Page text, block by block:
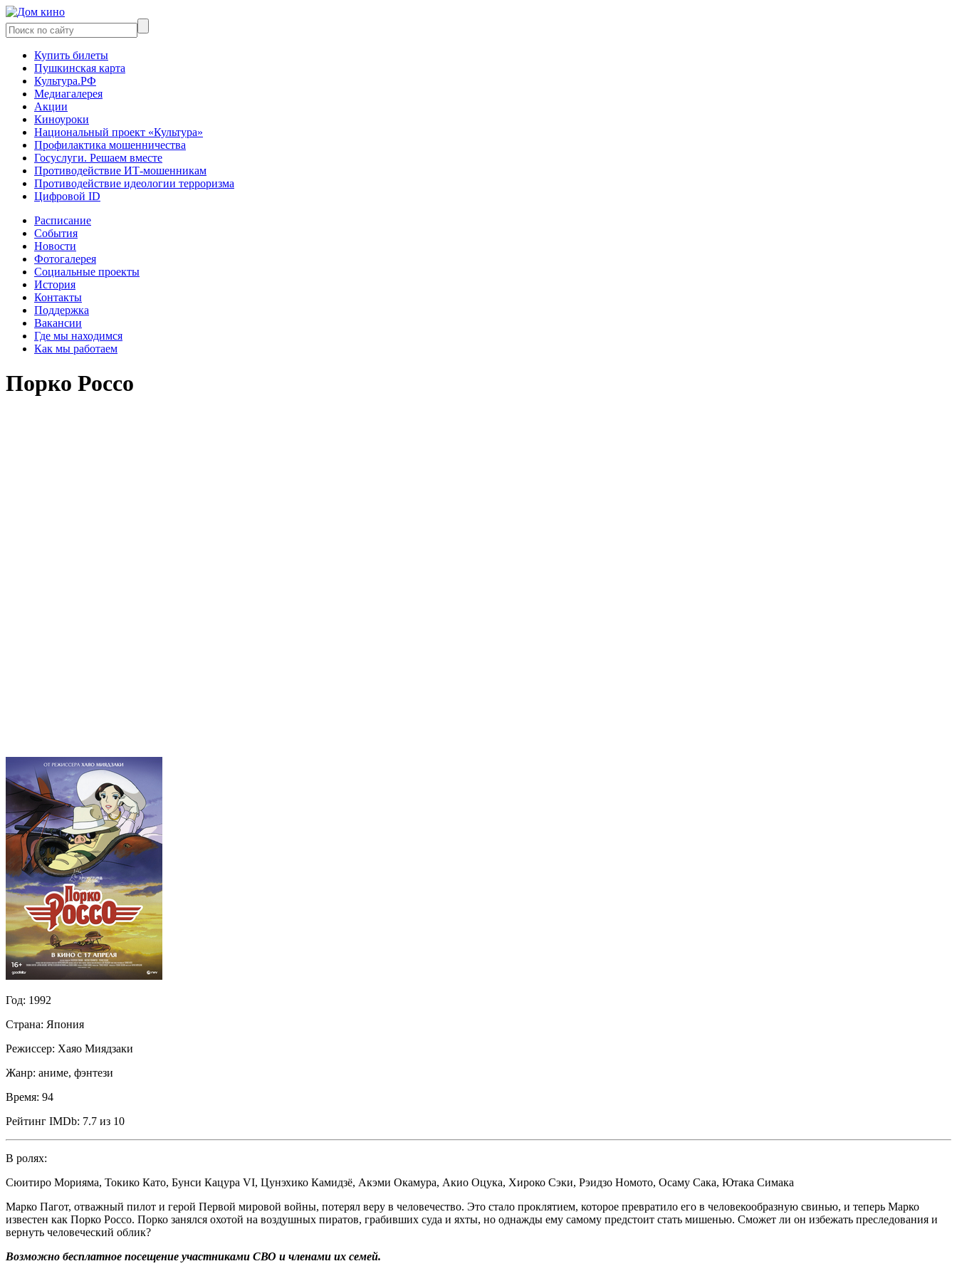
Купить билеты
Пушкинская карта
Культура.РФ
Медиагалерея
Акции
Киноуроки
Национальный проект «Культура»
Профилактика мошенничества
Госуслуги. Решаем вместе
Противодействие ИТ-мошенникам
Противодействие идеологии терроризма
Цифровой ID
Расписание
События
Новости
Фотогалерея
Социальные проекты
История
Контакты
Поддержка
Вакансии
Где мы находимся
Как мы работаем
Порко Россо
Год: 1992
Страна: Япония
Режиссер: Хаяо Миядзаки
Жанр: аниме, фэнтези
Время: 94
Рейтинг IMDb: 7.7 из 10
В ролях:
Сюитиро Морияма, Токико Като, Бунси Кацура VI, Цунэхико Камидзё, Акэми Окамура, Акио Оцука, Хироко Сэки, Рэидзо Номото, Осаму Сака, Ютака Симака
Марко Пагот, отважный пилот и герой Первой мировой войны, потерял веру в человечество. Это стало проклятием, которое превратило его в человекообразную свинью, и теперь Марко
известен как Порко Россо. Порко занялся охотой на воздушных пиратов, грабивших суда и яхты, но однажды ему самому предстоит стать мишенью. Сможет ли он избежать преследования и
вернуть человеческий облик?
Возможно бесплатное посещение участниками СВО и членами их семей.